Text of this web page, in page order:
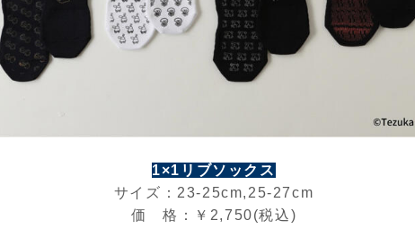
1×1リブソックス
サイズ：23-25cm,25-27cm
価 格：￥2,750(税込)